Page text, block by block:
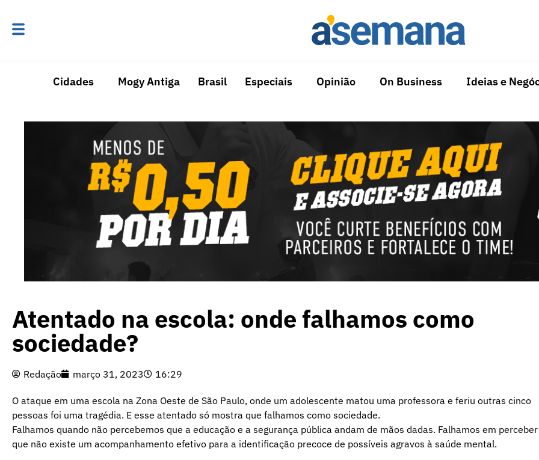
Cidades Mogy Antiga Brasil Especiais Opinião On Business Ideias e
Atentado na escola: onde falhamos como
sociedade?
Redação março 31, 2023 16:29
O ataque em uma escola na Zona Oeste de São Paulo, onde um adolescente matou uma professora e feriu outras cinco
pessoas foi uma tragédia. E esse atentado só mostra que falhamos como sociedade.
Falhamos quando não percebemos que a educação e a segurança pública andam de mãos dadas. Falhamos em perceber
que não existe um acompanhamento efetivo para a identificação precoce de possíveis agravos à saúde mental.